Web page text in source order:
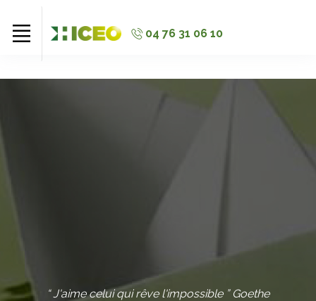
04 76 31 06 10
“ J'aime celui qui rêve l'impossible ” Goethe